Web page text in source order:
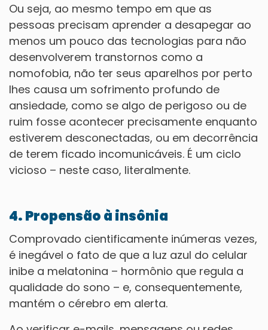
Ou seja, ao mesmo tempo em que as
pessoas precisam aprender a desapegar ao
menos um pouco das tecnologias para não
desenvolverem transtornos como a
nomofobia, não ter seus aparelhos por perto
lhes causa um sofrimento profundo de
ansiedade, como se algo de perigoso ou de
ruim fosse acontecer precisamente enquanto
estiverem desconectadas, ou em decorrência
de terem ficado incomunicáveis. É um ciclo
vicioso – neste caso, literalmente.
4. Propensão à insônia
Comprovado cientificamente inúmeras vezes,
é inegável o fato de que a luz azul do celular
inibe a melatonina – hormônio que regula a
qualidade do sono – e, consequentemente,
mantém o cérebro em alerta.